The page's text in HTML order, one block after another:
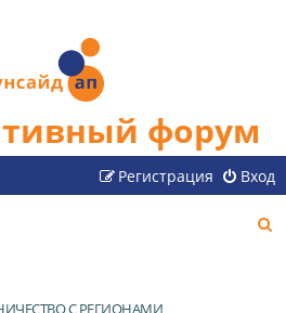
форум
Вход
Регистрация
С РЕГИОНАМИ